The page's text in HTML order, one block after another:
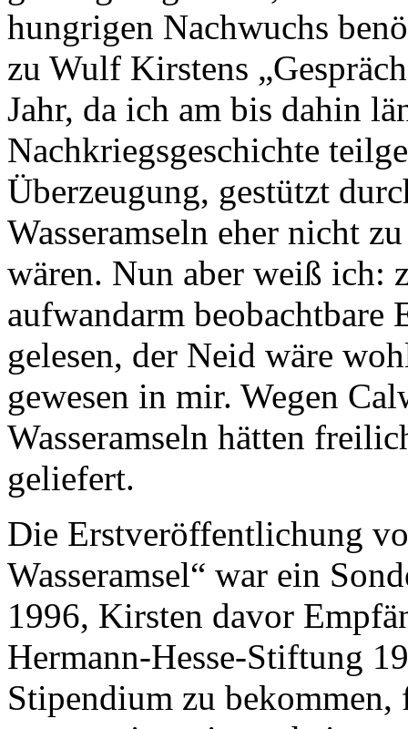
hungrigen Nachwuchs
zu Wulf Kirstens
Jahr, da ich am bis dahin
Nachkriegsgeschichte
Überzeugung, gestützt
Wasseramseln eher nicht
wären. Nun aber weiß ich:
aufwandarm beobachtbare
gelesen, der Neid wäre
gewesen in mir. Wegen
Wasseramseln hätten
geliefert.
Die Erstveröffentlichung
Wasseramsel“ war ein
1996, Kirsten davor
Hermann-Hesse-Stiftung
Stipendium zu